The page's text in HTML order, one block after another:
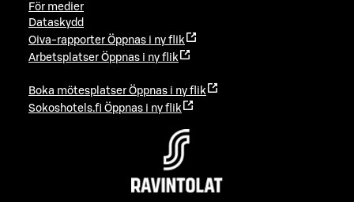
För medier
Dataskydd
Oiva-rapporter Öppnas i ny flik
Arbetsplatser Öppnas i ny flik
Boka mötesplatser Öppnas i ny flik
Sokoshotels.fi Öppnas i ny flik